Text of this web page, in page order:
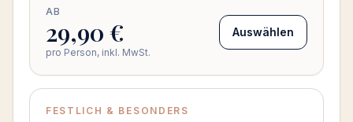
AB
29,90 €
pro Person, inkl. MwSt.
Auswählen
FESTLICH & BESONDERS